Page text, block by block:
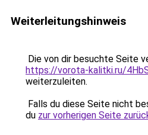
Weiterleitungshinweis
Die von dir besuchte Seite
https://vorota-kalitki.ru/
weiterzuleiten.
Falls du diese Seite nicht
du zur vorherigen Seite